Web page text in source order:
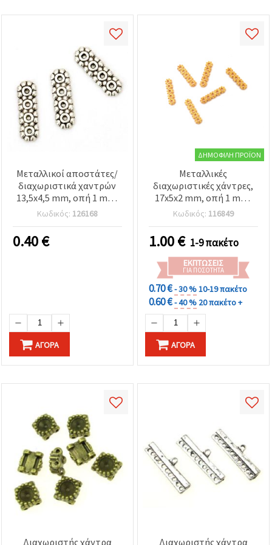
Μεταλλικοί αποστάτες/
διαχωριστικά χαντρών
13,5x4,5 mm, οπή 1 mm,
αντικέ ασημί - 20 τεμ.
Κωδικός: 126168
0.40€
ΑΓΟΡΆ
ΔΗΜΟΦΙΛΉ ΠΡΟΪΌΝ
Μεταλλικές
διαχωριστικές χάντρες,
17x5x2 mm, οπή 1 mm,
χρυσό χρώμα - 20 τεμ.
Κωδικός: 116849
1.00€ 1-9 πακέτο
ΕΚΠΤΏΣΕΙΣ
ΓΙΑ ΠΟΣΌΤΗΤΑ
0.70 €- 30 %10-19 πακέτο
0.60 €- 40 % 20 πακέτο +
ΑΓΟΡΆ
Διαχωριστής χάντρα Διαχωριστής χάντρα